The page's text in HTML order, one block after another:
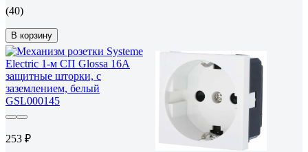
(40)
В корзину
253 ₽